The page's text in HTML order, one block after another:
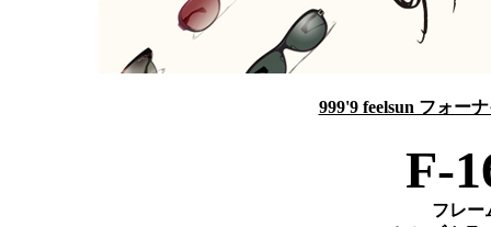
999'9 feelsun フォー
F-
フレー